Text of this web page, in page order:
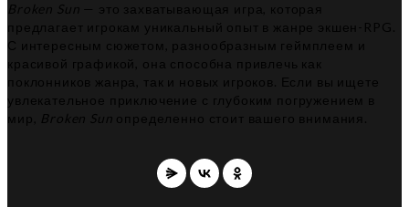
Broken Sun — это захватывающая игра, которая
предлагает игрокам уникальный опыт в жанре экшен-RPG.
С интересным сюжетом, разнообразным геймплеем и
красивой графикой, она способна привлечь как
поклонников жанра, так и новых игроков. Если вы ищете
увлекательное приключение с глубоким погружением в
мир,
Broken Sun определенно стоит вашего внимания.